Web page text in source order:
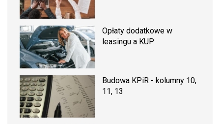
Opłaty dodatkowe w
leasingu a KUP
Budowa KPiR - kolumny 10,
11, 13